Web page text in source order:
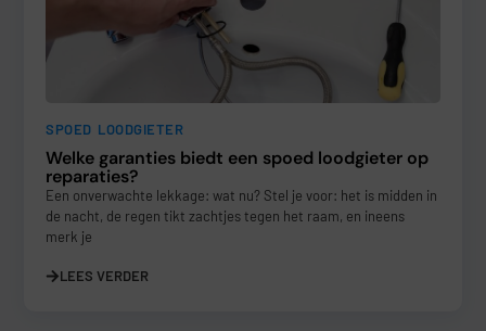
SPOED LOODGIETER
Welke garanties biedt een spoed loodgieter op
reparaties?
Een onverwachte lekkage: wat nu? Stel je voor: het is midden in
de nacht, de regen tikt zachtjes tegen het raam, en ineens
merk je
LEES VERDER